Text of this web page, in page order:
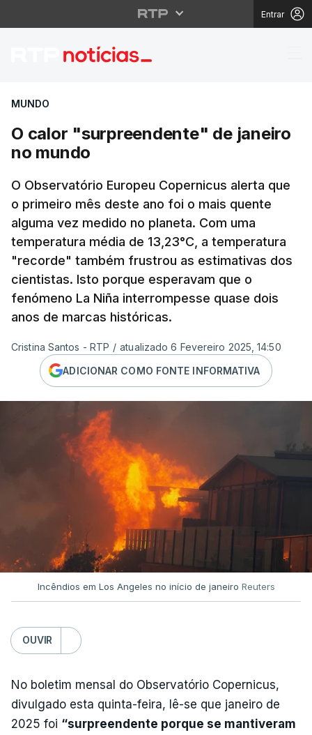
Entrar
O calor
MUNDO
O calor "surpreendente" de janeiro
no mundo
O Observatório Europeu Copernicus alerta que
o primeiro mês deste ano foi o mais quente
alguma vez medido no planeta. Com uma
temperatura média de 13,23°C, a temperatura
"recorde" também frustrou as estimativas dos
cientistas. Isto porque esperavam que o
fenómeno La Niña interrompesse quase dois
anos de marcas históricas.
Cristina Santos - RTP / atualizado 6 Fevereiro 2025, 14:50
ADICIONAR COMO FONTE INFORMATIVA
Incêndios em Los Angeles no início de janeiro Reuters
OUVIR
No boletim mensal do Observatório Copernicus,
divulgado esta quinta-feira, lê-se que janeiro de
2025 foi “surpreendente porque se mantiveram